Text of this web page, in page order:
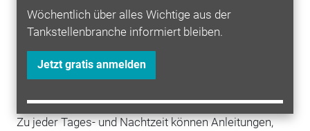
Wöchentlich über alles Wichtige aus der
Tankstellenbranche informiert bleiben.
Jetzt gratis anmelden
bietet neben technischen Dokumentationen viele
zusätzliche Hinweise und Hilfen zu allen Geräteserien.
übersichtlicher und kompakter strukturiert, inklusive
eines intuitiv zu bedienenden Online-Shops für
Zu jeder Tages- und Nachtzeit können Anleitungen,